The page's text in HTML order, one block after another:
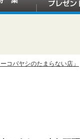
コバヤシのたまらない店」